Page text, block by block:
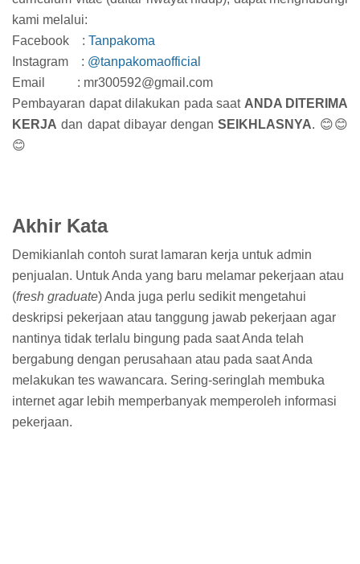
kami melalui:
Facebook : Tanpakoma
Instagram : @tanpakomaofficial
Email : mr300592@gmail.com
Pembayaran dapat dilakukan pada saat ANDA DITERIMA
KERJA dan dapat dibayar denganSEIKHLASNYA. 😊😊
😊
Akhir Kata
Demikianlah contoh surat lamaran kerja untuk admin
penjualan. Untuk Anda yang baru melamar pekerjaan atau
(fresh graduate) Anda juga perlu sedikit mengetahui
deskripsi pekerjaan atau tanggung jawab pekerjaan agar
nantinya tidak terlalu bingung pada saat Anda telah
bergabung dengan perusahaan atau pada saat Anda
melakukan tes wawancara. Sering-seringlah membuka
internet agar lebih memperbanyak memperoleh informasi
pekerjaan.